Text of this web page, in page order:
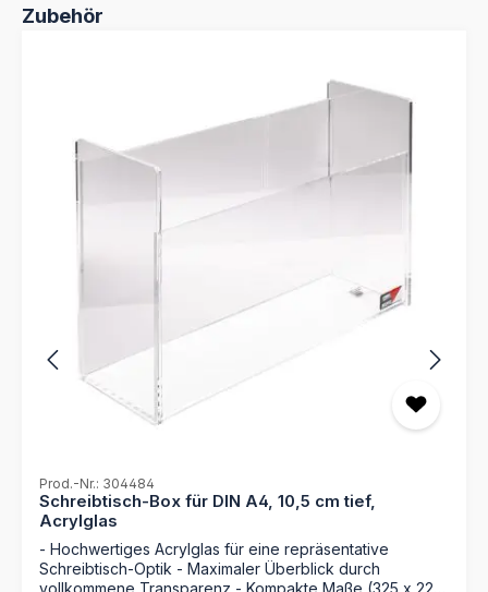
Produktgalerie überspringen
Zubehör
Prod.-Nr.: 304484
Schreibtisch-Box für DIN A4, 10,5 cm tief,
Acrylglas
- Hochwertiges Acrylglas für eine repräsentative
Schreibtisch-Optik - Maximaler Überblick durch
vollkommene Transparenz - Kompakte Maße (325 x 220